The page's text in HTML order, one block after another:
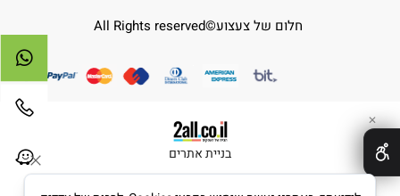
חלום של צעצוע©All Rights reserved
בניית אתרים
✕